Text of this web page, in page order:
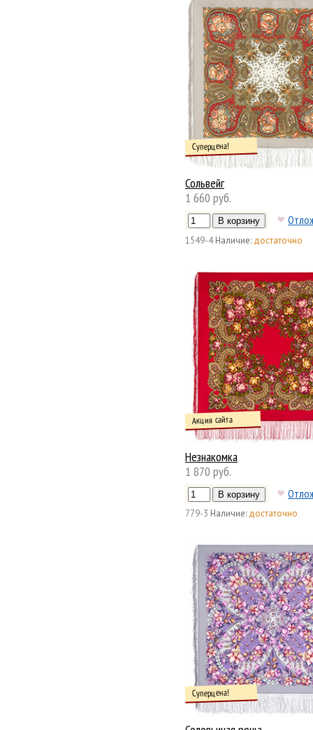
Сольвейг
Суперцена!
1 660 руб.
1549-4 Наличие: достаточно
Незнакомка
Акция сайта
1 870 руб.
779-3 Наличие: достаточно
Суперцена!